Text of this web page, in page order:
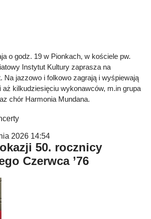
o godz. 19 w Pionkach, w kościele pw.
Instytut Kultury zaprasza na
Na jazzowo i folkowo zagrają i wyśpiewają
aż kilkudziesięciu wykonawców, m.in grupa
chór Harmonia Mundana.
2026 14:54
50. rocznicy
Czerwca ’76